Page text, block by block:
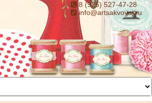
8 (925) 527-47-28
info@artsakvoyaj.ru